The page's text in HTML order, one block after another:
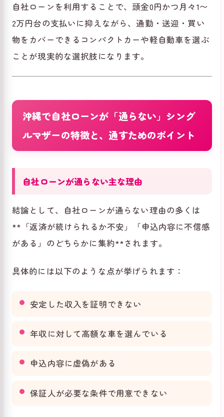
自社ローンを利用することで、頭金0円かつ月々1〜
2万円台の支払いに抑えながら、通勤・送迎・買い
物をカバーできるコンパクトカーや軽自動車を選ぶ
ことが現実的な選択肢になります。
沖縄で自社ローンが「通らない」シング
ルマザーの特徴と、通すためのポイント
自社ローンが通らない主な理由
結論として、自社ローンが通らない理由の多くは
**「返済が続けられるか不安」「申込内容に不信感
がある」のどちらかに集約**されます。
具体的には以下のような点が挙げられます：
安定した収入を証明できない
年収に対して高額な車を選んでいる
申込内容に虚偽がある
保証人が必要な条件で用意できない